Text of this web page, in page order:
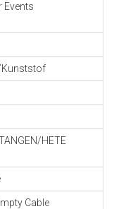
Events
Kunststof
HETE
Cable